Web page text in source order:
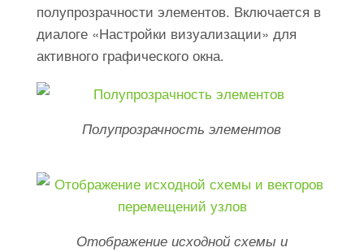
полупрозрачности элементов. Включается в
диалоге «Настройки визуализации» для
активного графического окна.
Полупрозрачность элементов
Отображение исходной схемы и